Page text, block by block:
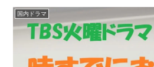
国内ドラマ